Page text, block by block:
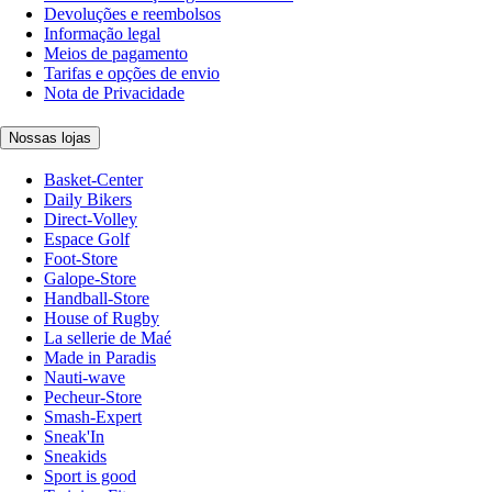
Devoluções e reembolsos
Informação legal
Meios de pagamento
Tarifas e opções de envio
Nota de Privacidade
Nossas lojas
Basket-Center
Daily Bikers
Direct-Volley
Espace Golf
Foot-Store
Galope-Store
Handball-Store
House of Rugby
La sellerie de Maé
Made in Paradis
Nauti-wave
Pecheur-Store
Smash-Expert
Sneak'In
Sneakids
Sport is good